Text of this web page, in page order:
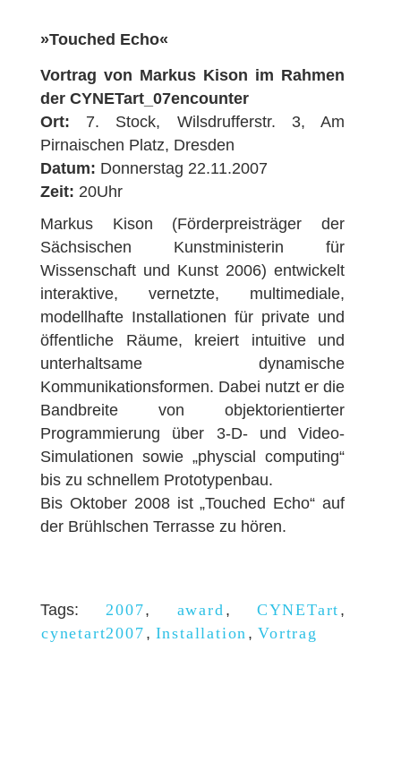
»Touched Echo«
Vortrag von Markus Kison im Rahmen
der CYNETart_07encounter
Ort: 7. Stock, Wilsdrufferstr. 3, Am
Pirnaischen Platz, Dresden
Datum: Donnerstag 22.11.2007
Zeit: 20Uhr
Markus Kison (Förderpreisträger der
Sächsischen Kunstministerin für
Wissenschaft und Kunst 2006) entwickelt
interaktive, vernetzte, multimediale,
modellhafte Installationen für private und
öffentliche Räume, kreiert intuitive und
unterhaltsame dynamische
Kommunikationsformen. Dabei nutzt er die
Bandbreite von objektorientierter
Programmierung über 3-D- und Video-
Simulationen sowie „physcial computing“
bis zu schnellem Prototypenbau.
Bis Oktober 2008 ist „Touched Echo“ auf
der Brühlschen Terrasse zu hören.
Tags: 2007, award , CYNETart ,
cynetart2007 , Installation , Vortrag